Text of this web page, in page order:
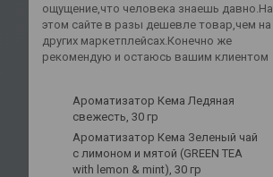
ощущение,что человека знаешь давно.На
этом сайте в разы дешевле товар,чем на
других маркетплейсах.Конечно же
рекомендую и остаюсь вашим клиентом
Ароматизатор Кема Ледяная
свежесть, 30 гр
Ароматизатор Кема Зеленый чай
с лимоном и мятой (GREEN TEA
with lemon & mint), 30 гр